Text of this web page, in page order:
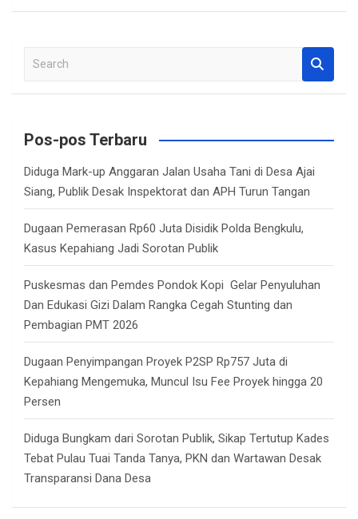
a
c
Pos-pos Terbaru
Diduga Mark-up Anggaran Jalan Usaha Tani di Desa Ajai
Siang, Publik Desak Inspektorat dan APH Turun Tangan
Dugaan Pemerasan Rp60 Juta Disidik Polda Bengkulu,
Kasus Kepahiang Jadi Sorotan Publik
Puskesmas dan Pemdes Pondok Kopi Gelar Penyuluhan
Dan Edukasi Gizi Dalam Rangka Cegah Stunting dan
Pembagian PMT 2026
Dugaan Penyimpangan Proyek P2SP Rp757 Juta di
Kepahiang Mengemuka, Muncul Isu Fee Proyek hingga 20
Persen
Diduga Bungkam dari Sorotan Publik, Sikap Tertutup Kades
Tebat Pulau Tuai Tanda Tanya, PKN dan Wartawan Desak
Transparansi Dana Desa